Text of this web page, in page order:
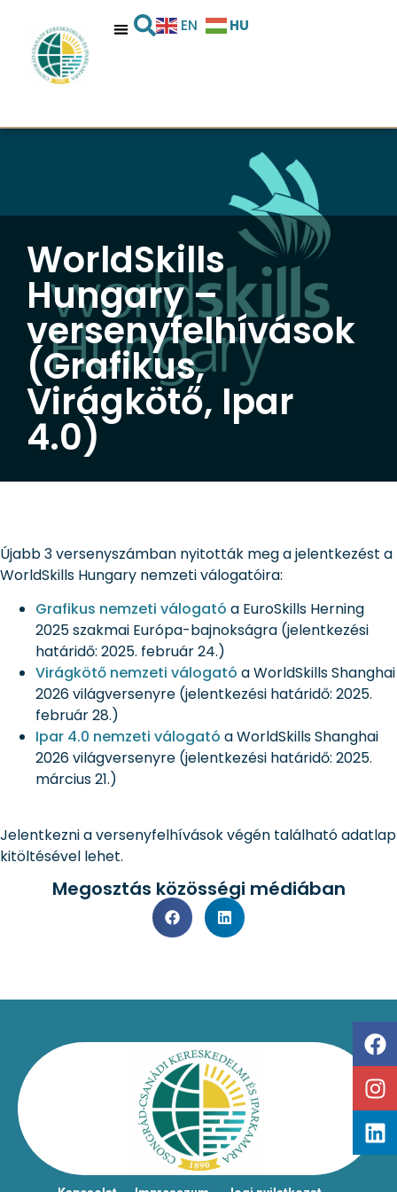
EN HU
WorldSkills
Hungary –
versenyfelhívások
(Grafikus,
Virágkötő, Ipar
4.0)
Újabb 3 versenyszámban nyitották meg a jelentkezést a
WorldSkills Hungary nemzeti válogatóira:
Grafikus nemzeti válogató a EuroSkills Herning
2025 szakmai Európa-bajnokságra (jelentkezési
határidő: 2025. február 24.)
Virágkötő nemzeti válogató a WorldSkills Shanghai
2026 világversenyre (jelentkezési határidő: 2025.
február 28.)
Ipar 4.0 nemzeti válogató a WorldSkills Shanghai
2026 világversenyre (jelentkezési határidő: 2025.
március 21.)
Jelentkezni a versenyfelhívások végén található adatlap
kitöltésével lehet.
Megosztás közösségi médiában